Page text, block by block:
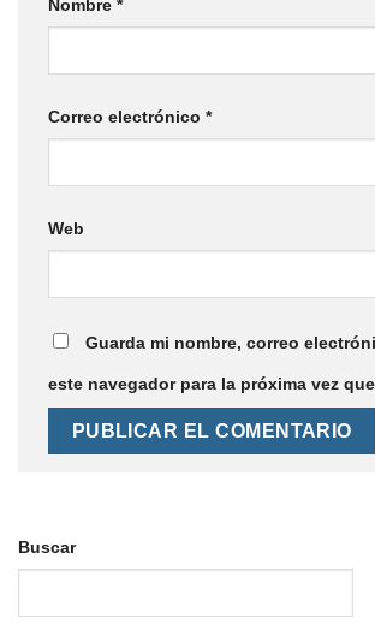
Nombre *
Correo electrónico *
Web
Guarda mi nombre, correo
este navegador para la próxima vez
Buscar